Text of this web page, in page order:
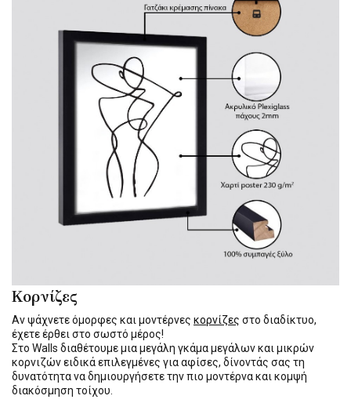
Κορνίζες
Αν ψάχνετε όμορφες και μοντέρνες κορνίζες στο διαδίκτυο,
έχετε έρθει στο σωστό μέρος!
Στο Walls διαθέτουμε μια μεγάλη γκάμα μεγάλων και μικρών
κορνιζών ειδικά επιλεγμένες για αφίσες, δίνοντάς σας τη
δυνατότητα να δημιουργήσετε την πιο μοντέρνα και κομψή
διακόσμηση τοίχου.